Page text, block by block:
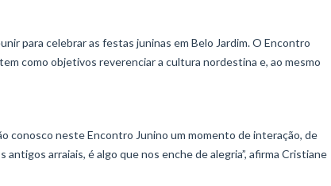
para celebrar as festas juninas em Belo Jardim. O Encontro
como objetivos reverenciar a cultura nordestina e, ao mesmo
conosco neste Encontro Junino um momento de interação, de
arraiais, é algo que nos enche de alegria”, afirma Cristiane